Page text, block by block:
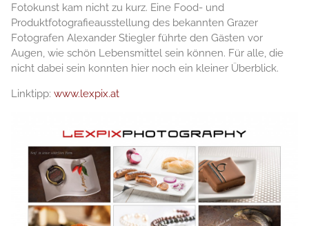
Fotokunst kam nicht zu kurz. Eine Food- und
Produktfotografieausstellung des bekannten Grazer
Fotografen Alexander Stiegler führte den Gästen vor
Augen, wie schön Lebensmittel sein können. Für alle, die
nicht dabei sein konnten hier noch ein kleiner Überblick.
Linktipp: www.lexpix.at